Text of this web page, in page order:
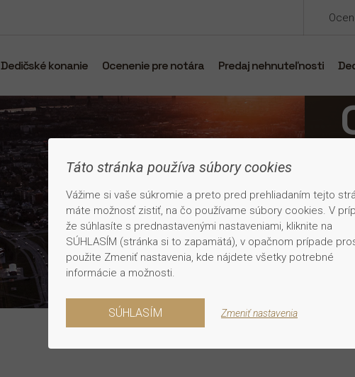
Táto stránka používa súbory cookies
Vážime si vaše súkromie a preto pred prehliadaním tejto
máte možnosť zistiť, na čo používame súbory cookies. V
že súhlasíte s prednastavenými nastaveniami, kliknite na
SÚHLASÍM (stránka si to zapamätá), v opačnom prípade
použite Zmeniť nastavenia, kde nájdete všetky potrebné
informácie a možnosti.
SÚHLASÍM Zmeniť nastavenia
Dedičské konanie Ocenenie pre notára Predaj nehnuteľnosti